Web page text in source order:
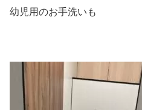
幼児用のお手洗いも